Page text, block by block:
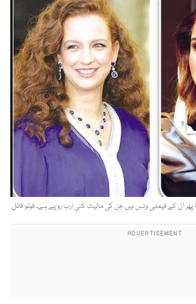
پھر ان کے فیملی بزنس ہیں جن کی مالیت کئی ارب روپے ہے۔ فوٹو: فائل